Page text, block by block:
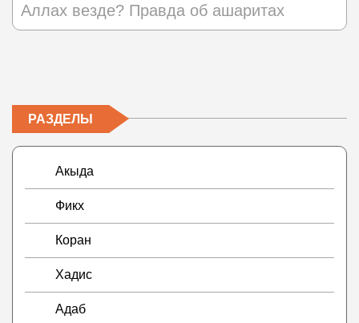
Аллах везде? Правда об ашаритах
РАЗДЕЛЫ
Акыда
Фикх
Коран
Хадис
Адаб